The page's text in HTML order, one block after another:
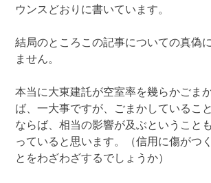
ウンスどおりに書いています。
結局のところこの記事についての真偽
ません。
本当に大東建託が空室率を幾らかごま
ば、一大事ですが、ごまかしているこ
ならば、相当の影響が及ぶということ
っていると思います。（信用に傷がつ
とをわざわざするでしょうか）